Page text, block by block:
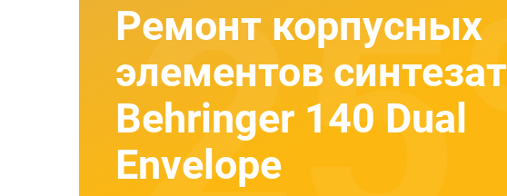
Ремонт корпусных
элементов
Behringer 140 Dual
Envelope